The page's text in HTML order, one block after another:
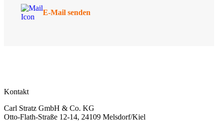
E‑Mail senden
Kontakt
Carl Stratz GmbH & Co. KG
Otto-Flath-Straße 12-14, 24109 Melsdorf/Kiel